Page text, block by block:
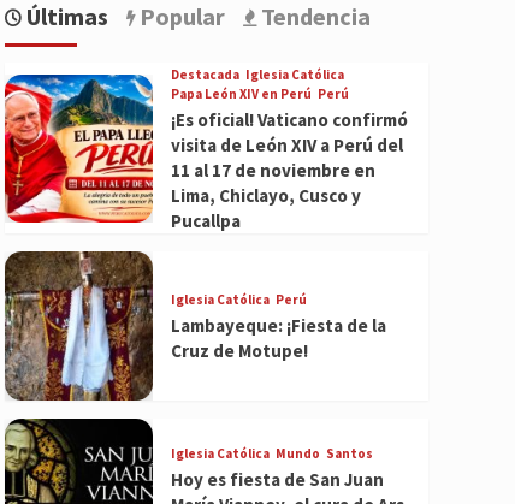
Últimas Popular Tendencia
Destacada Iglesia Católica
Papa León XIV en Perú Perú
¡Es oficial! Vaticano confirmó
visita de León XIV a Perú del
11 al 17 de noviembre en
Lima, Chiclayo, Cusco y
Pucallpa
Iglesia Católica Perú
Lambayeque: ¡Fiesta de la
Cruz de Motupe!
Iglesia Católica Mundo Santos
Hoy es fiesta de San Juan